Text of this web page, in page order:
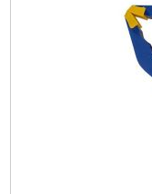
Кол-во в упаковке: 1
Количество в
Габариты упаковки: